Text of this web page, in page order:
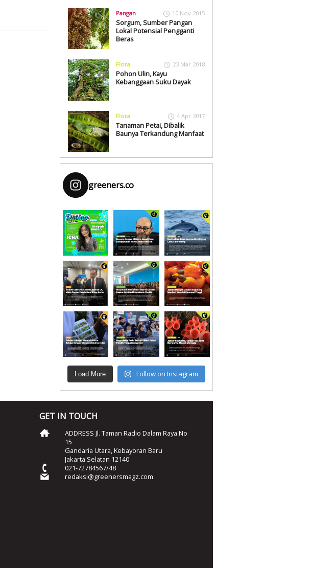
Pangan 10 Nov 2015
Sorgum, Sumber Pangan
Lokal Potensial Pengganti
Beras
Flora 23 Mar 2018
Pohon Ulin, Kayu
Kebanggaan Suku Dayak
Flora 4 Apr 2017
Tanaman Petai, Dibalik
Baunya Terkandung Manfaat
greeners.co
Load More Follow on Instagram
GET IN TOUCH
ADDRESS Jl. Taman Radio Dalam Raya No
15
Gandaria Utara, Kebayoran Baru
Jakarta Selatan 12140
021-72784567/48
redaksi@greenersmagz.com